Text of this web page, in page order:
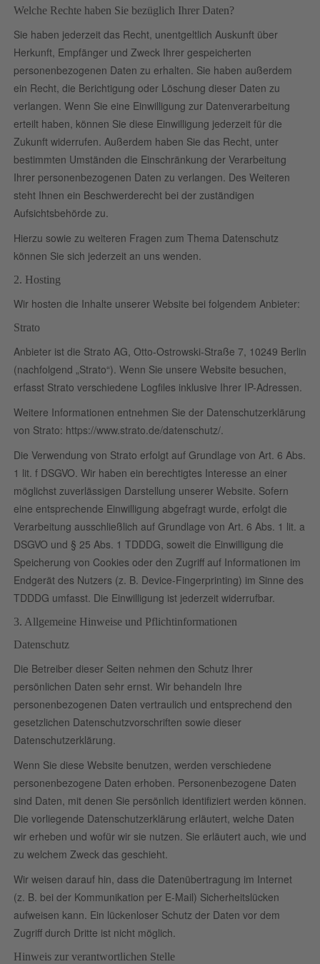
Welche Rechte haben Sie bezüglich Ihrer Daten?
Sie haben jederzeit das Recht, unentgeltlich Auskunft über
Herkunft, Empfänger und Zweck Ihrer gespeicherten
personenbezogenen Daten zu erhalten. Sie haben außerdem
ein Recht, die Berichtigung oder Löschung dieser Daten zu
verlangen. Wenn Sie eine Einwilligung zur Datenverarbeitung
erteilt haben, können Sie diese Einwilligung jederzeit für die
Zukunft widerrufen. Außerdem haben Sie das Recht, unter
bestimmten Umständen die Einschränkung der Verarbeitung
Ihrer personenbezogenen Daten zu verlangen. Des Weiteren
steht Ihnen ein Beschwerderecht bei der zuständigen
Aufsichtsbehörde zu.
Hierzu sowie zu weiteren Fragen zum Thema Datenschutz
können Sie sich jederzeit an uns wenden.
2. Hosting
Wir hosten die Inhalte unserer Website bei folgendem Anbieter:
Strato
Anbieter ist die Strato AG, Otto-Ostrowski-Straße 7, 10249 Berlin
(nachfolgend „Strato“). Wenn Sie unsere Website besuchen,
erfasst Strato verschiedene Logfiles inklusive Ihrer IP-Adressen.
Weitere Informationen entnehmen Sie der Datenschutzerklärung
von Strato: https://www.strato.de/datenschutz/.
Die Verwendung von Strato erfolgt auf Grundlage von Art. 6 Abs.
1 lit. f DSGVO. Wir haben ein berechtigtes Interesse an einer
möglichst zuverlässigen Darstellung unserer Website. Sofern
eine entsprechende Einwilligung abgefragt wurde, erfolgt die
Verarbeitung ausschließlich auf Grundlage von Art. 6 Abs. 1 lit. a
DSGVO und § 25 Abs. 1 TDDDG, soweit die Einwilligung die
Speicherung von Cookies oder den Zugriff auf Informationen im
Endgerät des Nutzers (z. B. Device-Fingerprinting) im Sinne des
TDDDG umfasst. Die Einwilligung ist jederzeit widerrufbar.
3. Allgemeine Hinweise und Pflicht­informationen
Datenschutz
Die Betreiber dieser Seiten nehmen den Schutz Ihrer
persönlichen Daten sehr ernst. Wir behandeln Ihre
personenbezogenen Daten vertraulich und entsprechend den
gesetzlichen Datenschutzvorschriften sowie dieser
Datenschutzerklärung.
Wenn Sie diese Website benutzen, werden verschiedene
personenbezogene Daten erhoben. Personenbezogene Daten
sind Daten, mit denen Sie persönlich identifiziert werden können.
Die vorliegende Datenschutzerklärung erläutert, welche Daten
wir erheben und wofür wir sie nutzen. Sie erläutert auch, wie und
zu welchem Zweck das geschieht.
Wir weisen darauf hin, dass die Datenübertragung im Internet
(z. B. bei der Kommunikation per E-Mail) Sicherheitslücken
aufweisen kann. Ein lückenloser Schutz der Daten vor dem
Zugriff durch Dritte ist nicht möglich.
Hinweis zur verantwortlichen Stelle